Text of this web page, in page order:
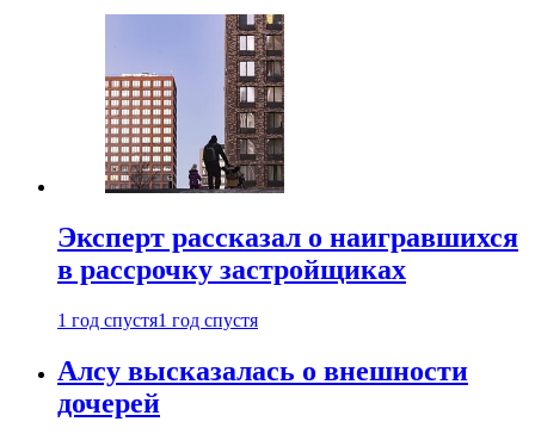
Эксперт рассказал о наигравшихся
в рассрочку застройщиках
1 год спустя1 год спустя
Алсу высказалась о внешности
дочерей